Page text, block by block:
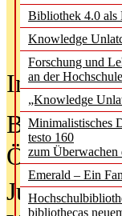
Bibliothek 4.0 als
Knowledge
Forschung und
an der
„Knowledge
Minimalistisches
testo 160
zum
Emerald – Ein
bibliothecas
In der